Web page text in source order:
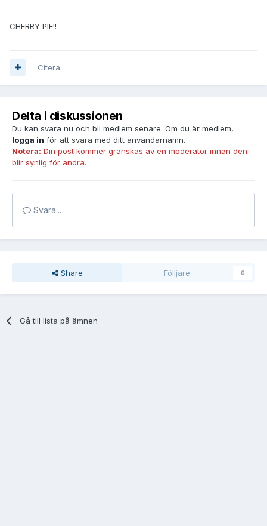
CHERRY PIE!!
Citera
Delta i diskussionen
Du kan svara nu och bli medlem senare. Om du är medlem,
logga in för att svara med ditt användarnamn.
Notera: Din post kommer granskas av en moderator innan den
blir synlig för andra.
Svara...
Share Fölljare 0
Gå till lista på ämnen